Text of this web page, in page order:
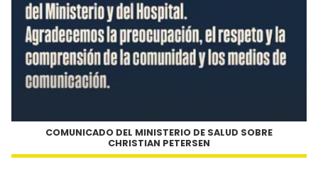
COMUNICADO DEL MINISTERIO DE SALUD SOBRE
CHRISTIAN PETERSEN